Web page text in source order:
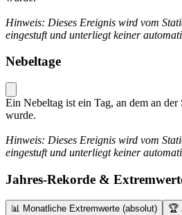
Hinweis: Dieses Ereignis wird vom
eingestuft und unterliegt keiner
Nebeltage
Ein Nebeltag ist ein Tag, an dem an
wurde.
Hinweis: Dieses Ereignis wird vom
eingestuft und unterliegt keiner
Jahres-Rekorde &
📊 Monatliche Extremwerte (absolut)
🏆